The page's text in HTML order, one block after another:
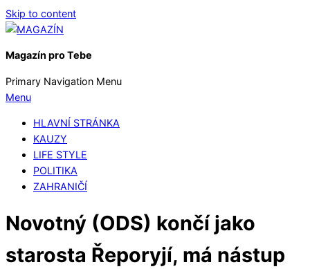
Skip to content
Magazín pro Tebe
Primary Navigation Menu
Menu
HLAVNÍ STRÁNKA
KAUZY
LIFE STYLE
POLITIKA
ZAHRANIČÍ
Novotný (ODS) končí jako
starosta Řeporyjí, má nástup